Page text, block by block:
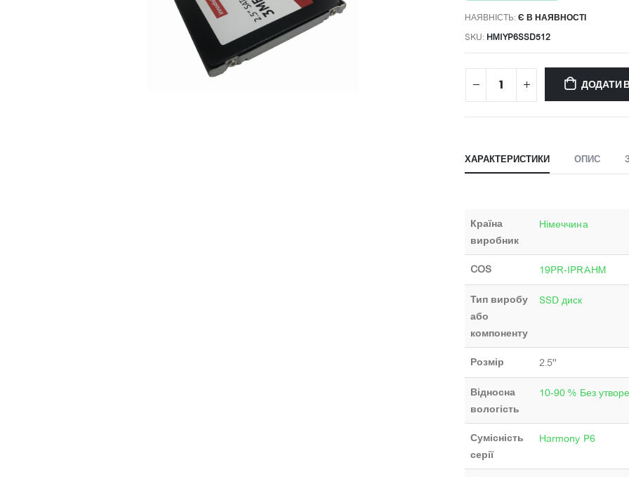
НАЯВНІСТЬ: Є В НАЯВНОСТІ
SKU: HMIYP6SSD512
ДОДАТИ
ХАРАКТЕРИСТИКИ ОПИС
Країна
виробник
Німеччина
COS 19PR-IPRAHM
Тип виробу
або
компоненту
SSD диск
Розмір 2.5''
Відносна
вологість
10-90 % Без
Сумісність
серії
Harmony P6